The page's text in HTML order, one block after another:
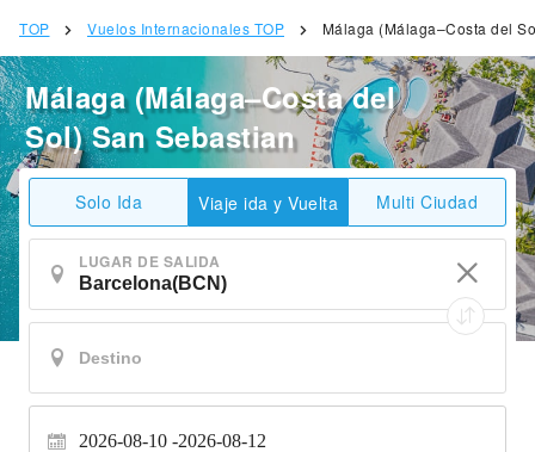
TOP Vuelos Internacionales TOP Málaga (Málaga–Costa del
Málaga (Málaga–Costa del
Sol) San Sebastian
Solo Ida Viaje ida y Vuelta Multi Ciudad
LUGAR DE SALIDA
2026-08-10 2026-08-12